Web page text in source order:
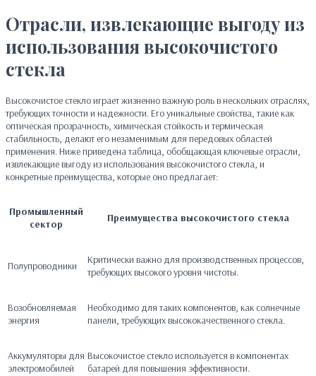
Отрасли, извлекающие выгоду из
использования высокочистого
стекла
Высокочистое стекло играет жизненно важную роль в нескольких отраслях,
требующих точности и надежности. Его уникальные свойства, такие как
оптическая прозрачность, химическая стойкость и термическая
стабильность, делают его незаменимым для передовых областей
применения. Ниже приведена таблица, обобщающая ключевые отрасли,
извлекающие выгоду из использования высокочистого стекла, и
конкретные преимущества, которые оно предлагает:
Промышленный
сектор
Преимущества высокочистого стекла
Полупроводники
Критически важно для производственных процессов,
требующих высокого уровня чистоты.
Возобновляемая
энергия
Необходимо для таких компонентов, как солнечные
панели, требующих высококачественного стекла.
Аккумуляторы для
электромобилей
Высокочистое стекло используется в компонентах
батарей для повышения эффективности.